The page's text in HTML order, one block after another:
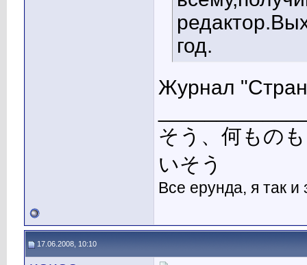
год.
Журнал
そう、何もの
いそう
Все ерунда, я так
17.06.2008, 10:10